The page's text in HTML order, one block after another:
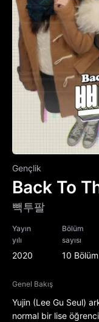
Gençlik
Back To
빽투팔
Yayın
yılı
2020
Bölüm
sayısı
10 Bölüm
Genel Bakış
Yujin (Lee Gu Seul)
normal bir lise